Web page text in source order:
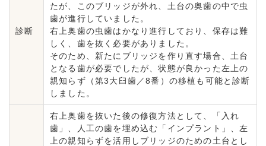
診断
たが、このブリッジが外れ、土台の奥歯の中で虫
歯が進行していました。
右上奥歯の虫歯はかなり進行しており、保存は難
しく、歯を抜く必要がありました。
そのため、新たにブリッジを作り直す場合、土台
となる歯が必要でしたが、状態が良かった左上の
親知らず（第3大臼歯／8番）の移植も可能と診断
しました。
右上奥歯を抜いた後の修復方法として、「入れ
歯」、人工の歯を埋め込む「インプラント」、左
上の親知らずを活用しブリッジのための土台とし